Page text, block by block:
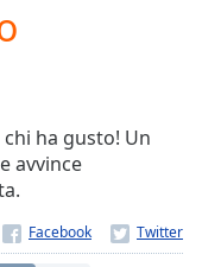
chi ha gusto! Un
avvince